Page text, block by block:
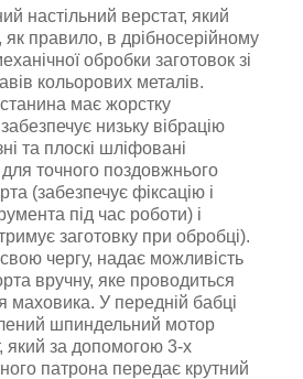
настільний верстат, який
як правило, в дрібносерійному
обробки заготовок зі
кольорових металів.
має жорстку
низьку вібрацію
та плоскі шліфовані
точного поздовжнього
(забезпечує фіксацію і
під час роботи) і
заготовку при обробці).
чергу, надає можливість
вручну, яке проводиться
У передній бабці
шпиндельний мотор
який за допомогою 3-х
патрона передає крутний